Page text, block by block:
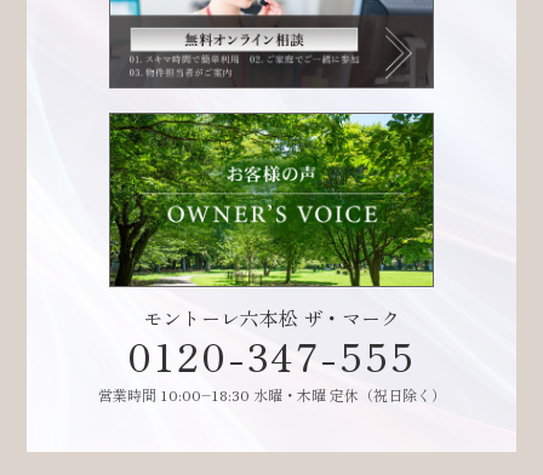
モントーレ六本松 ザ・マーク
0120-347-555
営業時間 10:00–18:30 水曜・木曜 定休（祝日除く）